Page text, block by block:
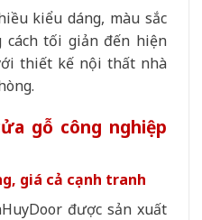
kiểu dáng, màu sắc
tối giản đến hiện
thiết kế nội thất nhà
gỗ công nghiệp
giá cả cạnh tranh
được sản xuất